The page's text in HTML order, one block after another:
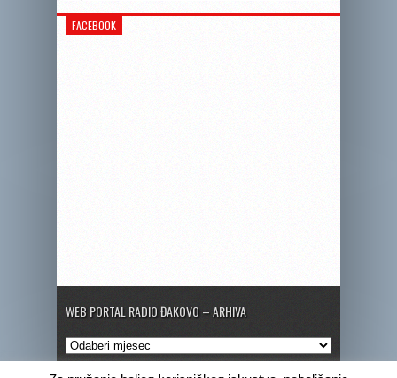
FACEBOOK
WEB PORTAL RADIO ĐAKOVO – ARHIVA
Web
portal
Radio